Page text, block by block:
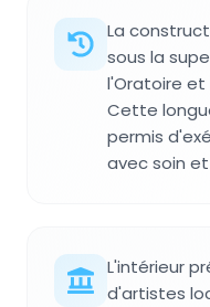
La
sous la
l'Oratoire et
Cette
permis
avec soin
L'intérieur
d'artistes